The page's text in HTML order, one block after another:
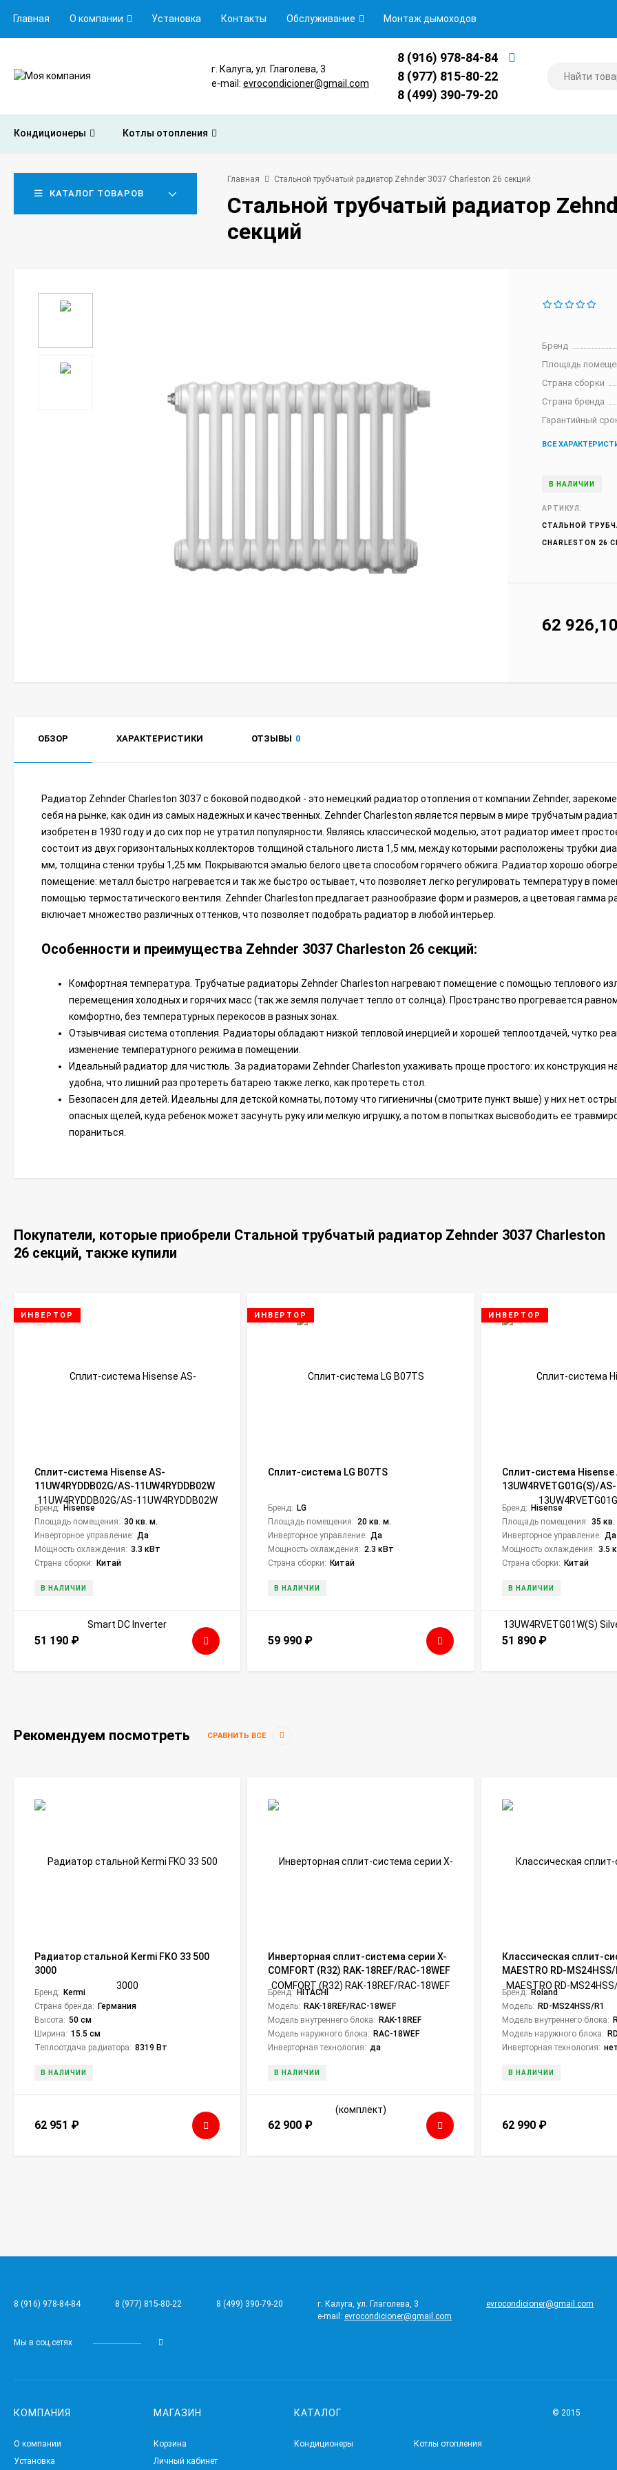
Главная О компании Установка Контакты Обслуживание Монтаж дымоходов
г. Калуга, ул. Глаголева, 3
e-mail: evrocondicioner@gmail.com
8 (916) 978-84-84
8 (977) 815-80-22
8 (499) 390-79-20
Кондиционеры Котлы отопления
КАТАЛОГ ТОВАРОВ
Главная Стальной трубчатый радиатор Zehnder 3037 Charleston 26 секций
Стальной трубчатый радиатор
секций
Бренд
Площадь
Страна сборки
Страна бренда
Гарантийный
ВСЕ
В НАЛИЧИИ
АРТИКУЛ:
СТАЛЬНОЙ
CHARLESTON 26
62 926,10
ОБЗОР ХАРАКТЕРИСТИКИ ОТЗЫВЫ 0
Радиатор Zehnder Charleston 3037 с боковой подводкой - это немецкий радиатор отопления от компании Zehnder,
себя на рынке, как один из самых надежных и качественных. Zehnder Charleston является первым в мире трубчатым
изобретен в 1930 году и до сих пор не утратил популярности. Являясь классической моделью, этот радиатор имеет
состоит из двух горизонтальных коллекторов толщиной стального листа 1,5 мм, между которыми расположены трубки
мм, толщина стенки трубы 1,25 мм. Покрываются эмалью белого цвета способом горячего обжига. Радиатор хорошо
помещение: металл быстро нагревается и так же быстро остывает, что позволяет легко регулировать температуру в
помощью термостатического вентиля. Zehnder Charleston предлагает разнообразие форм и размеров, а цветовая гамма
включает множество различных оттенков, что позволяет подобрать радиатор в любой интерьер.
Особенности и преимущества Zehnder 3037 Charleston 26 секций:
Комфортная температура. Трубчатые радиаторы Zehnder Charleston нагревают помещение с помощью теплового
перемещения холодных и горячих масс (так же земля получает тепло от солнца). Пространство прогревается
комфортно, без температурных перекосов в разных зонах.
Отзывчивая система отопления. Радиаторы обладают низкой тепловой инерцией и хорошей теплоотдачей, чутко
изменение температурного режима в помещении.
Идеальный радиатор для чистюль. За радиаторами Zehnder Charleston ухаживать проще простого: их конструкция
удобна, что лишний раз протереть батарею также легко, как протереть стол.
Безопасен для детей. Идеальны для детской комнаты, потому что гигиеничны (смотрите пункт выше) у них нет
опасных щелей, куда ребенок может засунуть руку или мелкую игрушку, а потом в попытках высвободить ее
пораниться.
Покупатели, которые приобрели Стальной трубчатый радиатор Zehnder 3037 Charleston
26 секций, также купили
ИНВЕРТОР
Сплит-система Hisense AS-
11UW4RYDDB02G/AS-11UW4RYDDB02W
Smart DC Inverter
Бренд: Hisense
Площадь помещения: 30 кв. м.
Инверторное управление: Да
Мощность охлаждения: 3.3 кВт
Страна сборки: Китай
В НАЛИЧИИ
51 190 ₽
ИНВЕРТОР
Сплит-система LG B07TS
Бренд: LG
Площадь помещения: 20 кв. м.
Инверторное управление: Да
Мощность охлаждения: 2.3 кВт
Страна сборки: Китай
В НАЛИЧИИ
59 990 ₽
ИНВЕРТОР
Сплит-система Hisense
13UW4RVETG01G(S)/AS-
13UW4RVETG01W(S)
Super DC Inverter Wi-Fi
Бренд: Hisense
Площадь помещения: 35 кв.
Инверторное управление: Да
Мощность охлаждения: 3.5
Страна сборки: Китай
В НАЛИЧИИ
51 890 ₽
Рекомендуем посмотреть СРАВНИТЬ ВСЕ
Радиатор стальной Kermi FKO 33 500
3000
Бренд: Kermi
Страна бренда: Германия
Высота: 50 см
Ширина: 15.5 см
Теплоотдача радиатора: 8319 Вт
В НАЛИЧИИ
62 951 ₽
Инверторная сплит-система серии X-
COMFORT (R32) RAK-18REF/RAC-18WEF
(комплект)
Бренд: HITACHI
Модель: RAK-18REF/RAC-18WEF
Модель внутреннего блока: RAK-18REF
Модель наружного блока: RAC-18WEF
Инверторная технология: да
В НАЛИЧИИ
62 900 ₽
Классическая сплит-
MAESTRO RD-
Бренд: Roland
Модель: RD-MS24HSS/R1
Модель внутреннего блока:
Модель наружного блока:
Инверторная технология:
В НАЛИЧИИ
62 990 ₽
8 (916) 978-84-84 8 (977) 815-80-22 8 (499) 390-79-20
г. Калуга, ул. Глаголева, 3
e-mail: evrocondicioner@gmail.com
evrocondicioner@gmail.com
Мы в соц.сетях
КОМПАНИЯ
О компании
Установка
МАГАЗИН
Корзина
Личный кабинет
КАТАЛОГ
Кондиционеры Котлы отопления
© 2015